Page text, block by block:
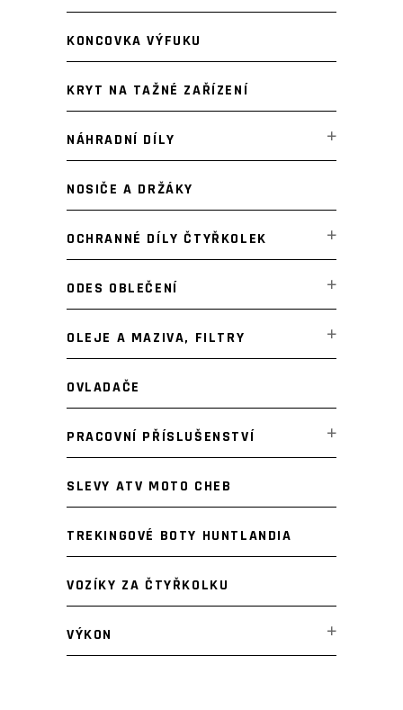
KONCOVKA VÝFUKU
KRYT NA TAŽNÉ ZAŘÍZENÍ
NÁHRADNÍ DÍLY
NOSIČE A DRŽÁKY
OCHRANNÉ DÍLY ČTYŘKOLEK
ODES OBLEČENÍ
OLEJE A MAZIVA, FILTRY
OVLADAČE
PRACOVNÍ PŘÍSLUŠENSTVÍ
SLEVY ATV MOTO CHEB
TREKINGOVÉ BOTY HUNTLANDIA
VOZÍKY ZA ČTYŘKOLKU
VÝKON